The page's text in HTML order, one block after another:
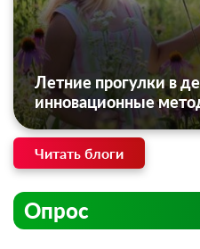
Летние прогулки в
инновационные
Читать блоги
Опрос